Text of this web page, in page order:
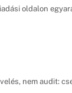
oldalon
nem audit: